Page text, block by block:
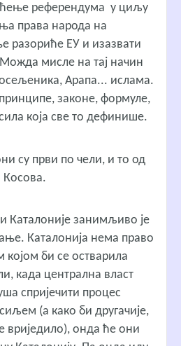
референдума у циљу
права народа на
разориће ЕУ и изазвати
мисле на тај начин
Арапа... ислама.
законе, формуле,
која све то дефинише.
су први по чели, и то од
Косова.
Каталоније занимљиво је
Каталонија нема право
којом би се остварила
када централна власт
спријечити процес
(а како би другачије,
вриједило), онда ће они